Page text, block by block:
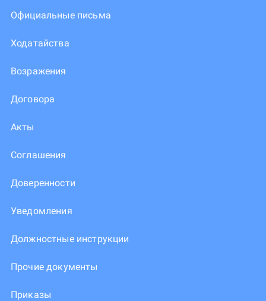
Официальные письма
Ходатайства
Возражения
Договора
Акты
Соглашения
Доверенности
Уведомления
Должностные инструкции
Прочие документы
Приказы